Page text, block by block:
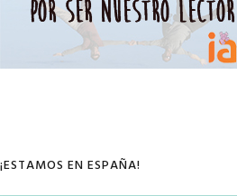
¡ESTAMOS EN ESPAÑA!